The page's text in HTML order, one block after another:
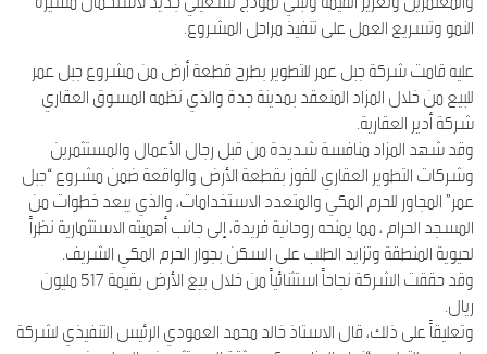
النمو وتسريع العمل على تنفيذ مراحل المشروع.
عليه قامت شركة جبل عمر للتطوير بطرح قطعة أرض من مشروع جبل عمر
للبيع من خلال المزاد المنعقد بمدينة جدة والذي نظمه المسوق العقاري
شركة أدير العقارية.
وقد شهد المزاد منافسة شديدة من قبل رجال الأعمال والمستثمرين
وشركات التطوير العقاري للفوز بقطعة الأرض والواقعة ضمن مشروع “جبل
عمر” المجاور للحرم المكي والمتعدد الاستخدامات، والذي يبعد خطوات من
المسجد الحرام ، مما يمنحه روحانية فريدة، إلى جانب أهميته الاستثمارية نظراً
لحيوية المنطقة وتزايد الطلب على السكن بجوار الحرم المكي الشريف.
وقد حققت الشركة نجاحاً استثنائياً من خلال بيع الأرض بقيمة 517 مليون
ريال.
وتعليقاً على ذلك، قال الاستاذ خالد محمد العمودي الرئيس التنفيذي لشركة